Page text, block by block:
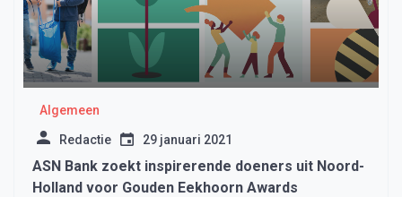
Algemeen
Redactie 29 januari 2021
ASN Bank zoekt inspirerende doeners uit Noord-
Holland voor Gouden Eekhoorn Awards